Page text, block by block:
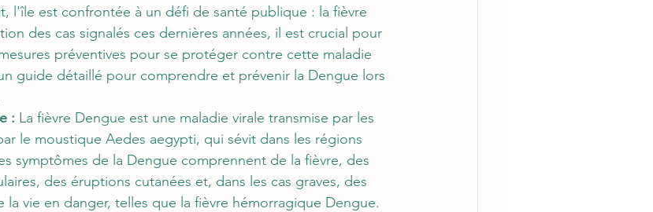
l'île est confrontée à un défi de santé publique : la fièvre
des cas signalés ces dernières années, il est crucial pour
préventives pour se protéger contre cette maladie
guide détaillé pour comprendre et prévenir la Dengue lors
: La fièvre Dengue est une maladie virale transmise par les
le moustique Aedes aegypti, qui sévit dans les régions
symptômes de la Dengue comprennent de la fièvre, des
des éruptions cutanées et, dans les cas graves, des
vie en danger, telles que la fièvre hémorragique Dengue.